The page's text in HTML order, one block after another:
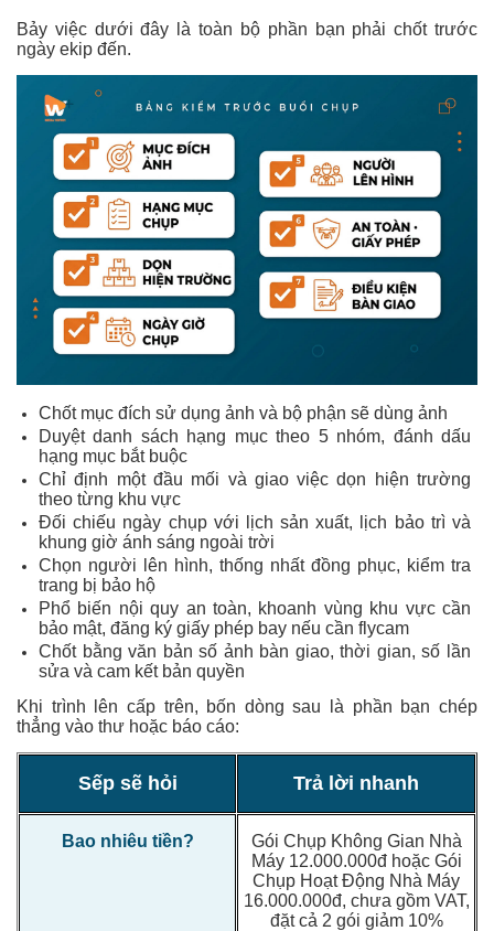
Bảy việc dưới đây là toàn bộ phần bạn phải chốt trước
ngày ekip đến.
Chốt mục đích sử dụng ảnh và bộ phận sẽ dùng ảnh
Duyệt danh sách hạng mục theo 5 nhóm, đánh dấu
hạng mục bắt buộc
Chỉ định một đầu mối và giao việc dọn hiện trường
theo từng khu vực
Đối chiếu ngày chụp với lịch sản xuất, lịch bảo trì và
khung giờ ánh sáng ngoài trời
Chọn người lên hình, thống nhất đồng phục, kiểm tra
trang bị bảo hộ
Phổ biến nội quy an toàn, khoanh vùng khu vực cần
bảo mật, đăng ký giấy phép bay nếu cần flycam
Chốt bằng văn bản số ảnh bàn giao, thời gian, số lần
sửa và cam kết bản quyền
Khi trình lên cấp trên, bốn dòng sau là phần bạn chép
thẳng vào thư hoặc báo cáo:
Sếp sẽ hỏi Trả lời nhanh
Bao nhiêu tiền?
Gói Chụp Không Gian Nhà
Máy 12.000.000đ hoặc Gói
Chụp Hoạt Động Nhà Máy
16.000.000đ, chưa gồm VAT,
đặt cả 2 gói giảm 10%